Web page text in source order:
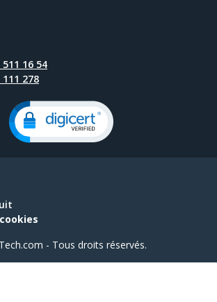
511 16 54
111 278
- Tous droits réservés.